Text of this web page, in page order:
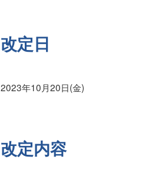
改定⽇
2023年10⽉20⽇(金)
改定内容